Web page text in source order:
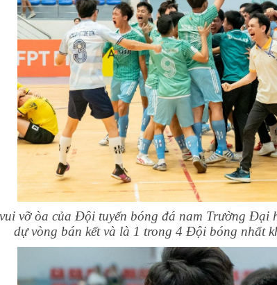
vỡ òa của Đội tuyển bóng đá nam Trường Đại
dự vòng bán kết và là 1 trong 4 Đội bóng nhất